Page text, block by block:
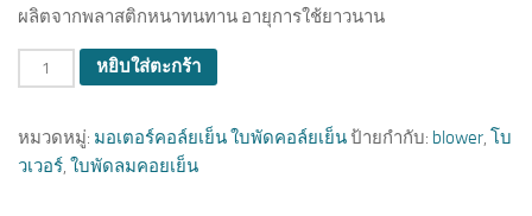
ผลิตจากพลาสติกหนาทนทาน อายุการใช้ยาวนาน
จำนวน หยิบใส่ตะกร้า
หมวดหมู่: มอเตอร์คอล์ยเย็น ใบพัดคอล์ยเย็นป้ายกำกับ: blower, โบ
วเวอร์, ใบพัดลมคอยเย็น